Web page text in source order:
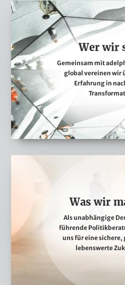
W
e
w
i
r
s
i
n
d
Wer wir
Gemeinsam mit
global vereinen wir
Erfahrung in
r
Was wir
Als unabhängige
führende
uns für eine sichere,
lebenswerte